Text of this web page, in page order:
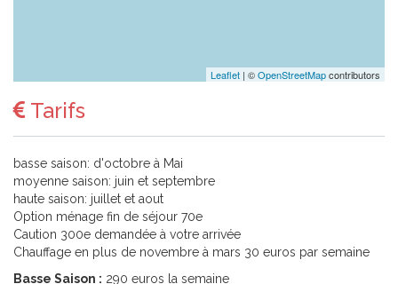
Leaflet | ©OpenStreetMapcontributors
Tarifs
basse saison: d'octobre à Mai
moyenne saison: juin et septembre
haute saison: juillet et aout
Option ménage fin de séjour 70e
Caution 300e demandée à votre arrivée
Chauffage en plus de novembre à mars 30 euros par semaine
Basse Saison : 290 euros la semaine